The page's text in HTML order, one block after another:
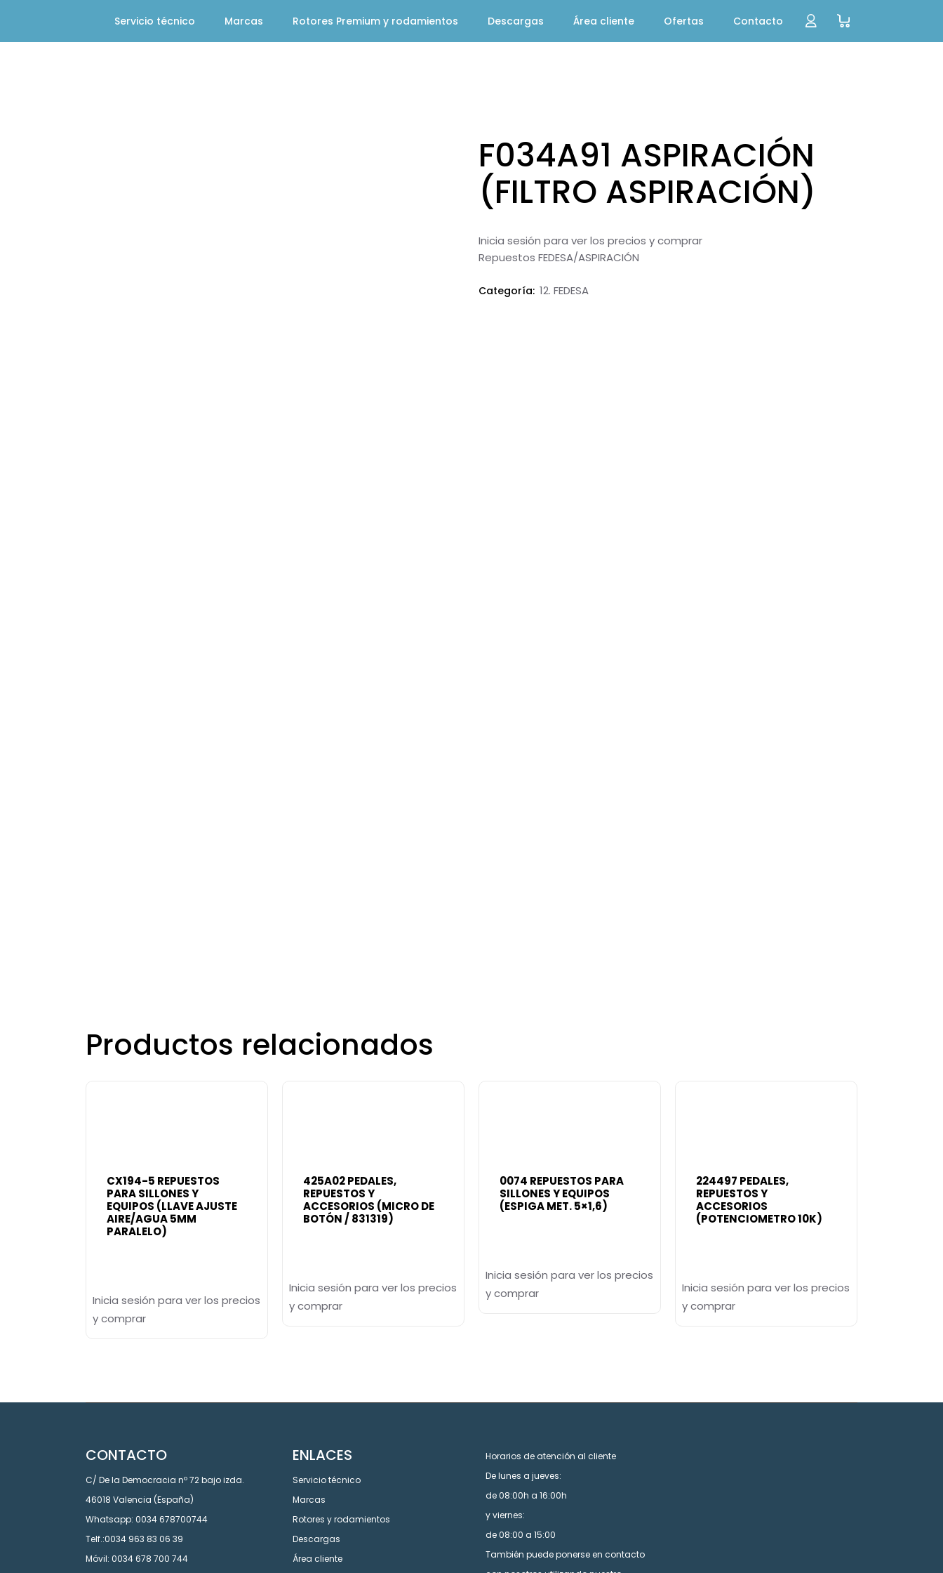
Servicio técnico Marcas Rotores Premium y rodamientos Descargas Área cliente Ofertas Contacto
F034A91 ASPIRACIÓN
(FILTRO ASPIRACIÓN)
Inicia sesión para ver los precios y comprar
Repuestos FEDESA/ASPIRACIÓN
Categoría: 12. FEDESA
Productos relacionados
CX194-5 REPUESTOS
PARA SILLONES Y
EQUIPOS (LLAVE AJUSTE
AIRE/AGUA 5MM
PARALELO)
Inicia sesión para ver los precios
y comprar
425A02 PEDALES,
REPUESTOS Y
ACCESORIOS (MICRO DE
BOTÓN / 831319)
Inicia sesión para ver los precios
y comprar
0074 REPUESTOS PARA
SILLONES Y EQUIPOS
(ESPIGA MET. 5×1,6)
Inicia sesión para ver los precios
y comprar
224497 PEDALES,
REPUESTOS Y
ACCESORIOS
(POTENCIOMETRO 10K)
Inicia sesión para ver los precios
y comprar
CONTACTO
C/ De la Democracia nº 72 bajo izda.
46018 Valencia (España)
Whatsapp: 0034 678700744
Telf.:0034 963 83 06 39
Móvil: 0034 678 700 744
ENLACES
Servicio técnico
Marcas
Rotores y rodamientos
Descargas
Área cliente
Horarios de atención al cliente
De lunes a jueves:
de 08:00h a 16:00h
y viernes:
de 08:00 a 15:00
También puede ponerse en contacto